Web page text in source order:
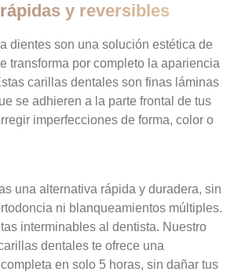
y reversibles
dientes son una solución estética de
transforma por completo la apariencia
carillas dentales son finas láminas
se adhieren a la parte frontal de tus
imperfecciones de forma, color o
una alternativa rápida y duradera, sin
ni blanqueamientos múltiples.
interminables al dentista. Nuestro
dentales te ofrece una
en solo 5 horas, sin dañar tus